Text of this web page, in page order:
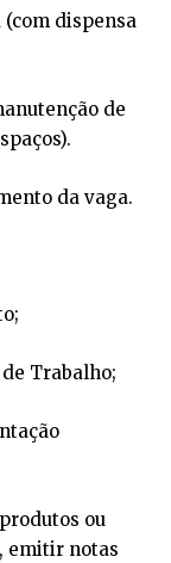
dispensa
de
da vaga.
Trabalho;
ou
emitir notas